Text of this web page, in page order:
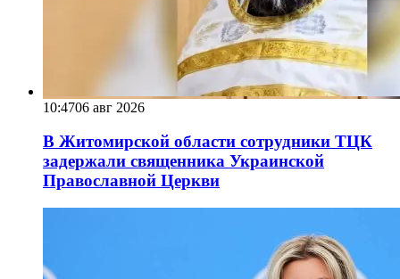
10:4706 авг 2026
В Житомирской области сотрудники ТЦК
задержали священника Украинской
Православной Церкви